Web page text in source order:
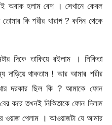
অবাক হলাম বেশ । সেখানে কেবল
কি শরীর খারাপ ? কদিন থেকে
দিকে তাকিয়ে রইলাম । নিকিতা
দাড়িয়ে থাকতাম ! আর আমার শরীর
দরকার ছিল কি ? আমাকে ফোন
করে তখনই নিকিতাকে ফোন দিলাম
ওয়াজ পেলাম । আওয়াজটা যে আমার